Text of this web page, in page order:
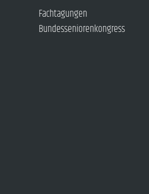
Fachtagungen
Bundesseniorenkongress